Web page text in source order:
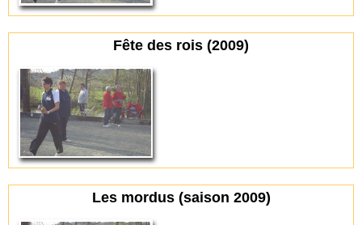
Fête des rois (2009)
Les mordus (saison 2009)